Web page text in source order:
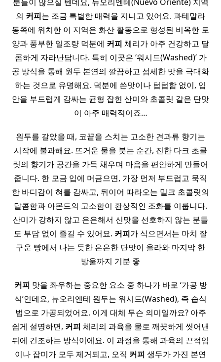
의 커피는 조금 특별한 매력을 지니고 있어요. 과테말라
동쪽에 위치한 이 지역은 화산 활동으로 형성된 비옥한 토
양과 풍부한 일조량 덕분에 커피 체리가 아주 건강하고 달
콤하게 자라난답니다. 특히 이곳은 ‘워시드(Washed)’ 가
공 방식을 통해 원두 본연의 깔끔하고 섬세한 맛을 극대화
하는 것으로 유명해요. 덕분에 쓴맛이나 텁텁함 없이, 입
안을 부드럽게 감싸는 균형 잡힌 산미와 초콜릿 같은 단맛
이 아주 매력적이죠…
원두를 갈았을 때, 코끝을 스치는 고소한 견과류 향기는
시작에 불과해요. 뜨거운 물을 붓는 순간, 진한 다크 초콜
릿의 향기가 공간을 가득 채우며 마음을 편안하게 만들어
줍니다. 한 모금 입에 머금으면, 가장 먼저 부드럽고 묵직
한 바디감이 혀를 감싸고, 뒤이어 따라오는 밀크 초콜릿의
달콤함과 아몬드의 고소함이 환상적인 조화를 이룹니다.
산미가 강하지 않고 은은해서 신맛을 선호하지 않는 분들
도 부담 없이 즐길 수 있어요. 커피가 식으면서는 마치 잘
구운 빵에서 나는 듯한 은은한 단맛이 올라와 마지막 한
방울까지 기분 좋
커피 맛을 좌우하는 중요한 요소 중 하나가 바로 ‘가공 방
식’인데요, 뉴오리엔테 원두는 워시드(Washed), 즉 습식
법으로 가공되었어요. 이게 대체 무슨 의미일까요? 아주
쉽게 설명하면, 커피 체리의 과육을 물로 깨끗하게 씻어낸
뒤에 건조하는 방식이에요. 이 과정을 통해 과육의 끈적임
이나 잡미가 모두 제거되고, 오직 커피 생두가 가진 본연